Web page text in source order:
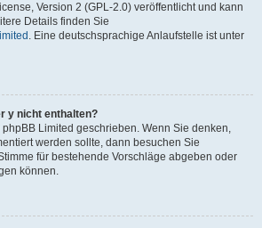
Version 2 (GPL-2.0) veröffentlicht und kann
Details finden Sie
. Eine deutschsprachige Anlaufstelle ist unter
y nicht enthalten?
Limited geschrieben. Wenn Sie denken,
werden sollte, dann besuchen Sie
für bestehende Vorschläge abgeben oder
können.